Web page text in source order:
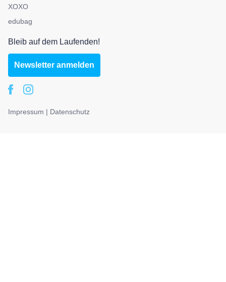
XOXO
edubag
Bleib auf dem Laufenden!
Newsletter anmelden
Impressum | Datenschutz